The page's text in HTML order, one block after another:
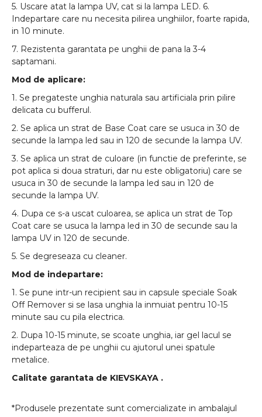
5. Uscare atat la lampa UV, cat si la lampa LED. 6.
Indepartare care nu necesita pilirea unghiilor, foarte rapida,
in 10 minute.
7. Rezistenta garantata pe unghii de pana la 3-4
saptamani.
Mod de aplicare:
1. Se pregateste unghia naturala sau artificiala prin pilire
delicata cu bufferul.
2. Se aplica un strat de Base Coat care se usuca in 30 de
secunde la lampa led sau in 120 de secunde la lampa UV.
3. Se aplica un strat de culoare (in functie de preferinte, se
pot aplica si doua straturi, dar nu este obligatoriu) care se
usuca in 30 de secunde la lampa led sau in 120 de
secunde la lampa UV.
4. Dupa ce s-a uscat culoarea, se aplica un strat de Top
Coat care se usuca la lampa led in 30 de secunde sau la
lampa UV in 120 de secunde.
5. Se degreseaza cu cleaner.
Mod de indepartare:
1. Se pune intr-un recipient sau in capsule speciale Soak
Off Remover si se lasa unghia la inmuiat pentru 10-15
minute sau cu pila electrica.
2. Dupa 10-15 minute, se scoate unghia, iar gel lacul se
indeparteaza de pe unghii cu ajutorul unei spatule
metalice.
Calitate garantata de KIEVSKAYA .
*Produsele prezentate sunt comercializate in ambalajul